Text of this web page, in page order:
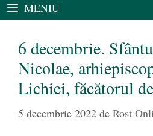
MENIU
6 decembrie.
Nicolae,
Lichiei, făcătorul
5 decembrie 2022 de Rost